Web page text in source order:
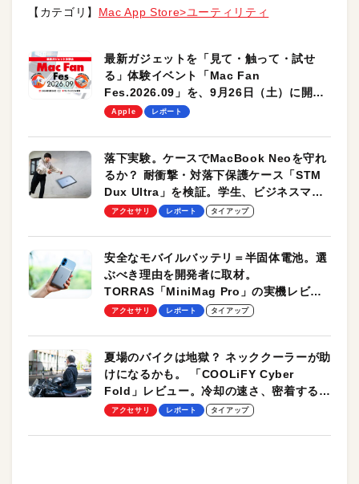
【カテゴリ】 Mac App Store>ユーティリティ
最新ガジェットを「見て・触って・試せ
る」体験イベント「Mac Fan
Fes.2026.09」を、9月26日（土）に開催
します！
Apple レポート
落下実験。ケースでMacBook Neoを守れ
るか？ 耐衝撃・対落下保護ケース「STM
Dux Ultra」を検証。学生、ビジネスマン
のモバイルユースに最適！
アクセサリ レポート タイアップ
安全なモバイルバッテリ＝半固体電池。選
ぶべき理由を開発者に取材。
TORRAS「MiniMag Pro」の実機レビュ
ーも
アクセサリ レポート タイアップ
夏場のバイクは地獄？ ネッククーラーが助
けになるかも。 「COOLiFY Cyber
Fold」レビュー。冷却の速さ、密着する冷
却プレート、シンプルな操作性がグッド！
アクセサリ レポート タイアップ